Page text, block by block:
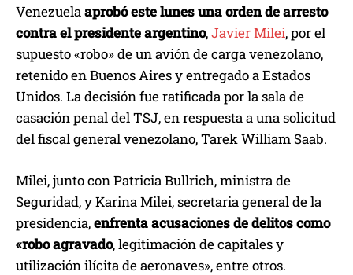
Venezuelaaprobó este lunes una orden de arresto
contra el presidente argentino,Javier Milei, por el
supuesto «robo» de un avión de carga venezolano,
retenido en Buenos Aires y entregado a Estados
Unidos. La decisión fue ratificada por la sala de
casación penal del TSJ, en respuesta a una solicitud
del fiscal general venezolano, Tarek William Saab.
Milei, junto con Patricia Bullrich, ministra de
Seguridad, y Karina Milei, secretaria general de la
presidencia,enfrenta acusaciones de delitos como
«robo agravado, legitimación de capitales y
utilización ilícita de aeronaves», entre otros.